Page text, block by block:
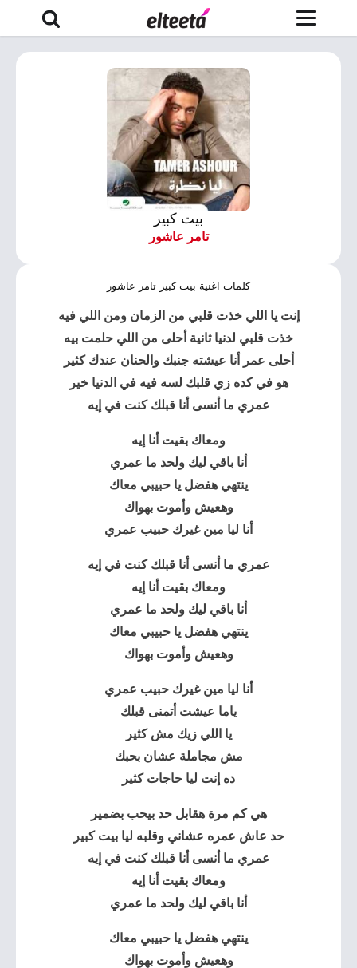
بيت كبير
تامر عاشور
كلمات اغنية بيت كبير تامر عاشور
إنت يا اللي خذت قلبي من الزمان ومن اللي فيه
خذت قلبي لدنيا ثانية أحلى من اللي حلمت بيه
أحلى عمر أنا عيشته جنبك والحنان عندك كثير
هو في كده زي قلبك لسه فيه في الدنيا خير
عمري ما أنسى أنا قبلك كنت في إيه
ومعاك بقيت أنا إيه
أنا باقي ليك ولحد ما عمري
ينتهي هفضل يا حبيبي معاك
وهعيش وأموت بهواك
أنا ليا مين غيرك حبيب عمري
عمري ما أنسى أنا قبلك كنت في إيه
ومعاك بقيت أنا إيه
أنا باقي ليك ولحد ما عمري
ينتهي هفضل يا حبيبي معاك
وهعيش وأموت بهواك
أنا ليا مين غيرك حبيب عمري
ياما عيشت أتمنى قبلك
يا اللي زيك مش كثير
مش مجاملة عشان بحبك
ده إنت ليا حاجات كثير
هي كم مرة هقابل حد بيحب بضمير
حد عاش عمره عشاني وقلبه ليا بيت كبير
عمري ما أنسى أنا قبلك كنت في إيه
ومعاك بقيت أنا إيه
أنا باقي ليك ولحد ما عمري
ينتهي هفضل يا حبيبي معاك
وهعيش وأموت بهواك